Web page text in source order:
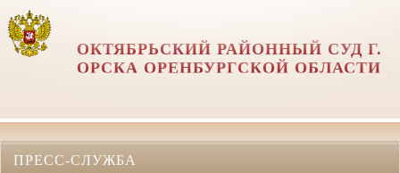
ОКТЯБРЬСКИЙ РАЙОННЫЙ СУД Г.
ОРСКА ОРЕНБУРГСКОЙ ОБЛАСТИ
ПРЕСС-СЛУЖБА